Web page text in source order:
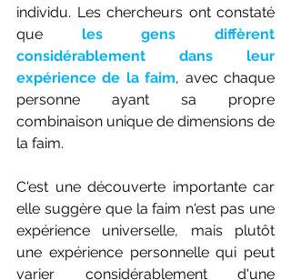
individu. Les chercheurs ont constaté
que les gens diffèrent
considérablement dans leur
expérience de la faim, avec chaque
personne ayant sa propre
combinaison unique de dimensions de
la faim.
C'est une découverte importante car
elle suggère que la faim n'est pas une
expérience universelle, mais plutôt
une expérience personnelle qui peut
varier considérablement d'une